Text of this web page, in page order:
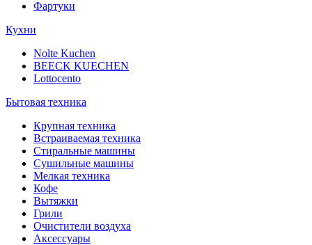
Фартуки
Кухни
Nolte Kuchen
BEECK KUECHEN
Lottocento
Бытовая техника
Крупная техника
Встраиваемая техника
Стиральные машины
Сушильные машины
Мелкая техника
Кофе
Вытяжки
Грили
Очистители воздуха
Аксессуары